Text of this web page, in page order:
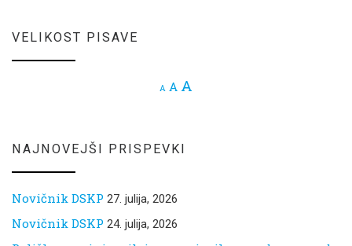
VELIKOST PISAVE
A Decrease font size.
A Reset font size.
A
NAJNOVEJŠI PRISPEVKI
Novičnik DSKP 27. julija, 2026
Novičnik DSKP 24. julija, 2026